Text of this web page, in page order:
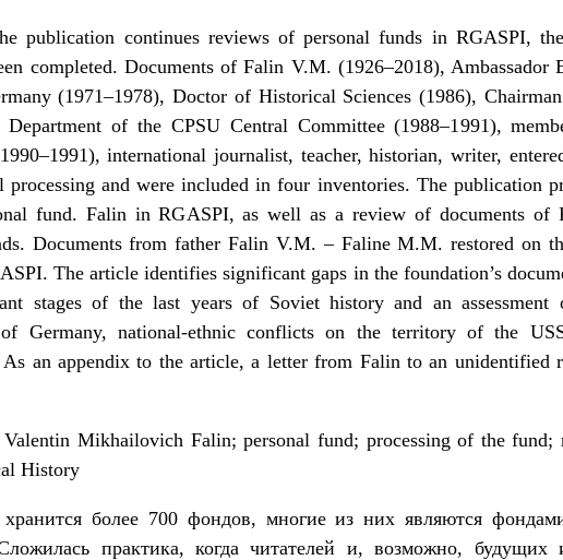
publication continues reviews of personal funds in RGASPI,
completed. Documents of Falin V.M. (1926–2018),
(1971–1978), Doctor of Historical Sciences (1986),
Department of the CPSU Central Committee (1988–1991),
international journalist, teacher, historian, writer,
processing and were included in four inventories. The publication
fund. Falin in RGASPI, as well as a review of documents
Documents from father Falin V.M. – Faline M.M. restored on
The article identifies significant gaps in the foundation’s
stages of the last years of Soviet history and an
Germany, national-ethnic conflicts on the territory of the
As an appendix to the article, a letter from Falin to an unidentified
Valentin Mikhailovich Falin; personal fund; processing of the
History
более 700 фондов, многие из них являются
практика, когда читателей и, возможно, будущих